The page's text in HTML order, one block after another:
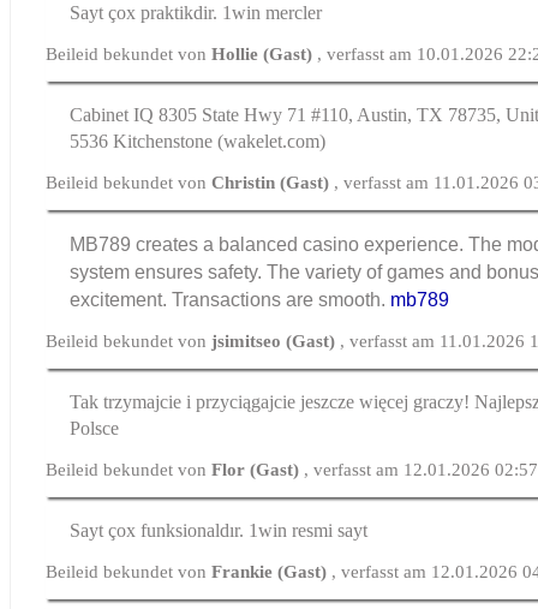
Sayt çox praktikdir. 1win mercler
Beileid bekundet vonHollie (Gast) , verfasst am 10.01.2026
Cabinet IQ 8305 State Hwy 71 #110, Austin, TX 78735,
5536 Kitchenstone (wakelet.ϲom)
Beileid bekundet vonChristin (Gast) , verfasst am 11.01.2026
MB789 creates a balanced casino experience. The
system ensures safety. The variety of games and
excitement. Transactions are smooth. mb789
Beileid bekundet von jsimitseo (Gast) , verfasst am 11.01.2026
Tak trzymajcie i przyciągajcie jeszcze więcej graczy!
Polsce
Beileid bekundet vonFlor (Gast) , verfasst am 12.01.2026
Sayt çox funksionaldır. 1win resmi sayt
Beileid bekundet vonFrankie (Gast) , verfasst am 12.01.2026